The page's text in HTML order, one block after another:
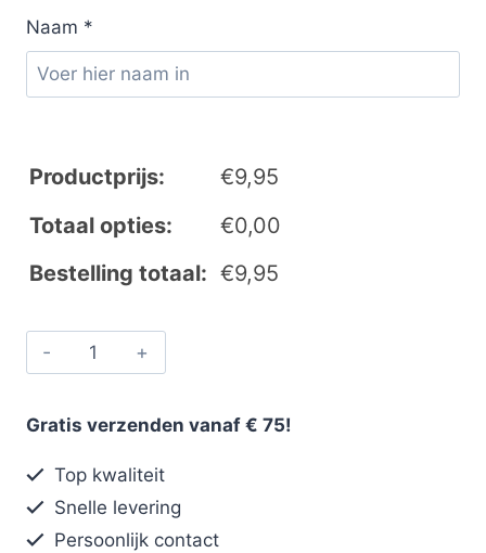
Naam *
Productprijs: €9,95
Totaal opties:
€0,00
Bestelling totaal: €9,95
Gratis verzenden vanaf € 75!
Top kwaliteit
Snelle levering
Persoonlijk contact